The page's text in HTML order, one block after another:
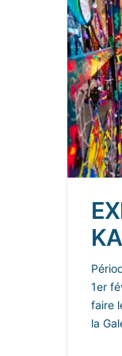
1er
faire
la